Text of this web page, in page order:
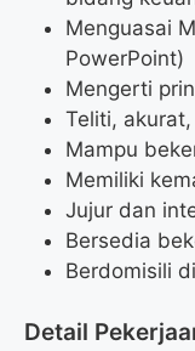
Menguasai
PowerPoint)
Mengerti
Teliti,
Mampu
Memiliki
Jujur dan
Bersedia
Berdomisili
Detail